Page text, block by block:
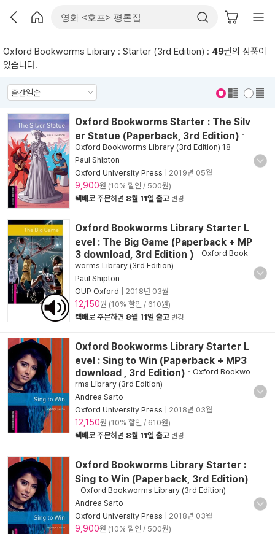
Oxford Bookworms Library : Starter (3rd Edition) : 49권의 상품이
있습니다.
Oxford Bookworms Starter : The Silv
er Statue (Paperback, 3rd Edition) -
Oxford Bookworms Library (3rd Edition) 18
Paul Shipton
Oxford University Press
2019년 05월
9,900원 (10% 할인 / 500원)
택배로 주문하면 8월 11일 출고 변경
Oxford Bookworms Library Starter L
evel : The Big Game (Paperback + MP
3 download, 3rd Edition ) - Oxford Book
worms Library (3rd Edition)
Paul Shipton
OUP Oxford
2018년 03월
12,150원 (10% 할인 / 610원)
택배로 주문하면 8월 11일 출고 변경
Oxford Bookworms Library Starter L
evel : Sing to Win (Paperback + MP3
download , 3rd Edition) - Oxford Bookwo
rms Library (3rd Edition)
Andrea Sarto
Oxford University Press
2018년 03월
12,150원 (10% 할인 / 610원)
택배로 주문하면 8월 11일 출고 변경
Oxford Bookworms Library Starter :
Sing to Win (Paperback, 3rd Edition)
- Oxford Bookworms Library (3rd Edition)
Andrea Sarto
Oxford University Press
2018년 03월
9,900원 (10% 할인 / 500원)